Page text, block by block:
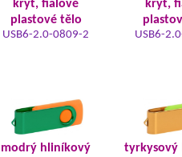
kryt, fialové
plastové tělo
USB6-2.0-0809-2
kryt,
USB6-
modrý hliníkový
tyrkysový